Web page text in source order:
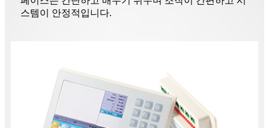
스템이 안정적입니다.